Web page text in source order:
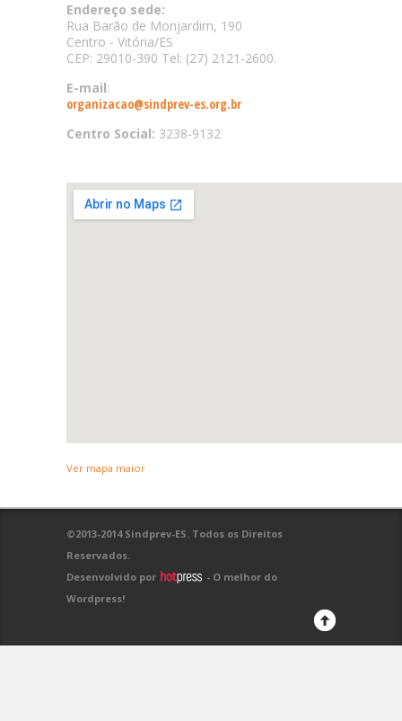
Endereço sede:
Rua Barão de Monjardim, 190
Centro - Vitória/ES
CEP: 29010-390 Tel: (27) 2121-2600.
E-mail:
organizacao@sindprev-es.org.br
Centro Social: 3238-9132
Ver mapa maior
©2013-2014 Sindprev-ES. Todos os Direitos
Reservados.
Desenvolvido por
- O melhor do
Wordpress!